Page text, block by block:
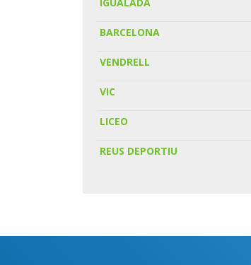
BARCELONA
VENDRELL
VIC
LICEO
REUS DEPORTIU